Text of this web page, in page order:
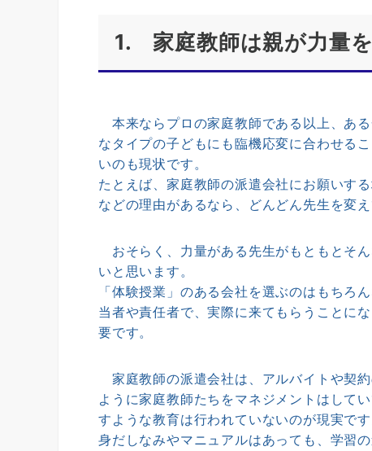
1. 家庭教師は親が力量
本来ならプロの家庭教師である以上、あ
なタイプの子どもにも臨機応変に合わせる
いのも現状です。
たとえば、家庭教師の派遣会社にお願いす
などの理由があるなら、どんどん先生を変
おそらく、力量がある先生がもともとそ
いと思います。
「体験授業」のある会社を選ぶのはもちろ
当者や責任者で、実際に来てもらうことに
要です。
家庭教師の派遣会社は、アルバイトや契
ように家庭教師たちをマネジメントはして
すような教育は行われていないのが現実です
身だしなみやマニュアルはあっても、学習